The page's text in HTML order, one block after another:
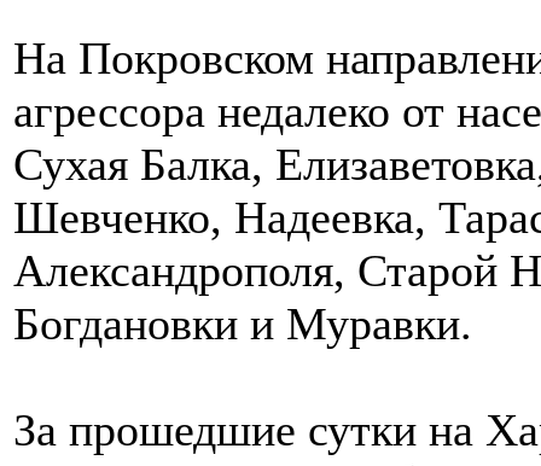
На Покровском
агрессора недалеко от
Сухая Балка,
Шевченко, Надеевка,
Александрополя, Старой
Богдановки и Муравки.
За прошедшие сутки на